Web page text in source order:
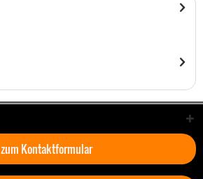
zum Kontaktformular